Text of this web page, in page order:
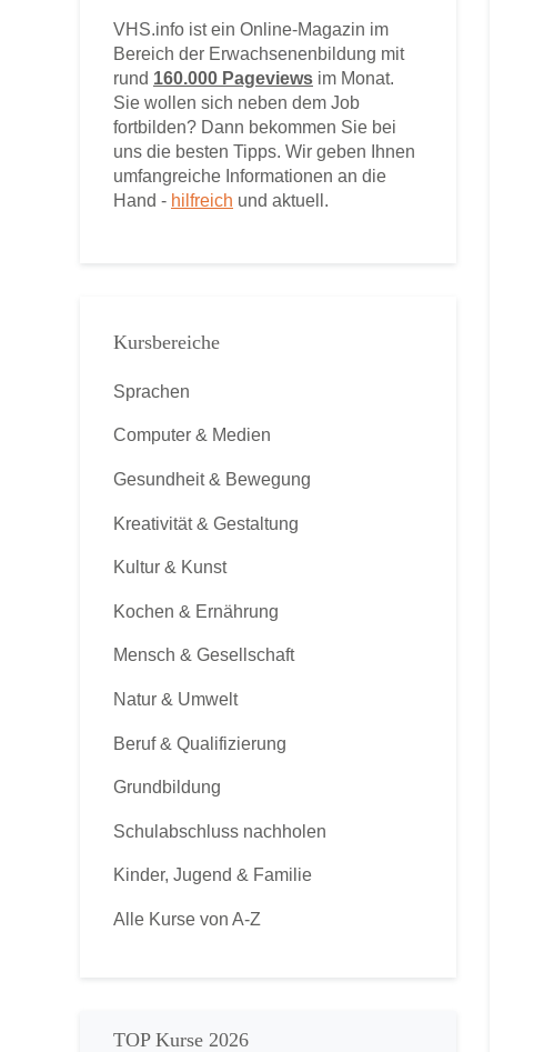
VHS.info ist ein Online-Magazin im
Bereich der Erwachsenenbildung mit
rund 160.000 Pageviews im Monat.
Sie wollen sich neben dem Job
fortbilden? Dann bekommen Sie bei
uns die besten Tipps. Wir geben Ihnen
umfangreiche Informationen an die
Hand - hilfreich und aktuell.
Kursbereiche
Sprachen
Computer & Medien
Gesundheit & Bewegung
Kreativität & Gestaltung
Kultur & Kunst
Kochen & Ernährung
Mensch & Gesellschaft
Natur & Umwelt
Beruf & Qualifizierung
Grundbildung
Schulabschluss nachholen
Kinder, Jugend & Familie
Alle Kurse von A-Z
TOP Kurse 2026